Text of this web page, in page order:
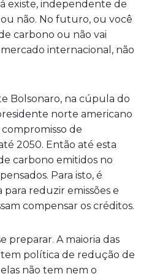
existe, independente de
não. No futuro, ou você
carbono ou não vai
internacional, não
Bolsonaro, na cúpula do
norte americano
de
2050. Então até esta
carbono emitidos no
Para isto, é
reduzir emissões e
compensar os créditos.
preparar. A maioria das
tem política de redução de
não tem nem o